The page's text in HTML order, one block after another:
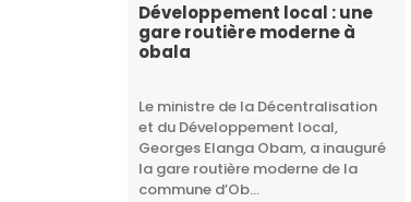
Développement local : une
gare routière moderne à
obala
Le ministre de la Décentralisation
et du Développement local,
Georges Elanga Obam, a inauguré
la gare routière moderne de la
commune d’Ob...